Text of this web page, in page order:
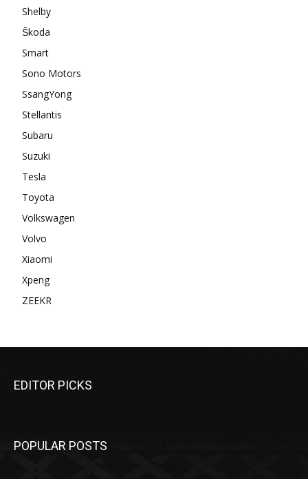
Shelby
Škoda
Smart
Sono Motors
SsangYong
Stellantis
Subaru
Suzuki
Tesla
Toyota
Volkswagen
Volvo
Xiaomi
Xpeng
ZEEKR
EDITOR PICKS
POPULAR POSTS